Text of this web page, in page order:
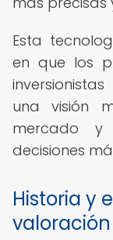
Esta
en que los
una visión
mercado y
decisiones
Historia y